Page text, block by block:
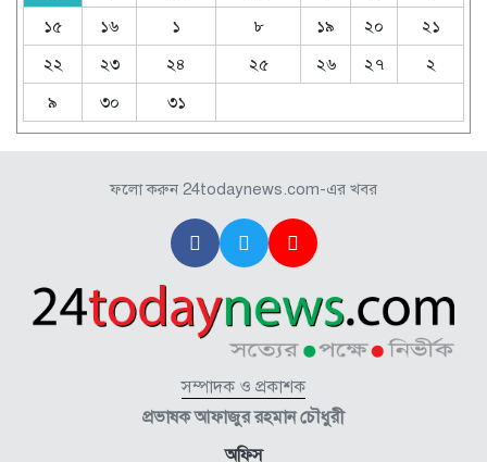
১৫
১৬ ১ ৮ ১৯ ২০
২১
২২
২৩ ২৪ ২৫ ২৬ ২৭
২
৯
৩০ ৩১
ফলো করুন 24todaynews.com-এর খবর
সম্পাদক ও প্রকাশক
প্রভাষক আফাজুর রহমান চৌধুরী
অফিস